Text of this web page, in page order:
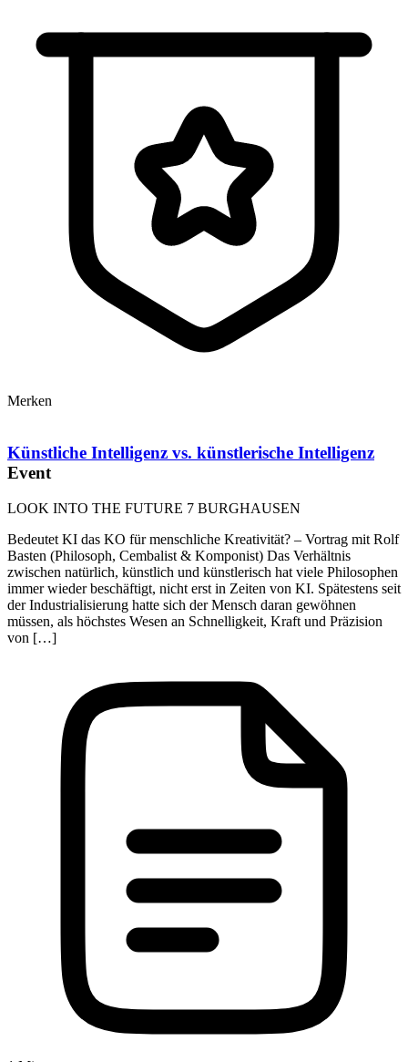
Merken
Künstliche Intelligenz vs. künstlerische Intelligenz
Event
LOOK INTO THE FUTURE 7 BURGHAUSEN
Bedeutet KI das KO für menschliche Kreativität? – Vortrag mit Rolf
Basten (Philosoph, Cembalist & Komponist) Das Verhältnis
zwischen natürlich, künstlich und künstlerisch hat viele Philosophen
immer wieder beschäftigt, nicht erst in Zeiten von KI. Spätestens seit
der Industrialisierung hatte sich der Mensch daran gewöhnen
müssen, als höchstes Wesen an Schnelligkeit, Kraft und Präzision
von […]